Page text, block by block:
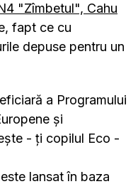
"Zîmbetul", Cahu
fapt ce cu
depuse pentru un
a Programului
și
- ţi copilul Eco -
lansat în baza